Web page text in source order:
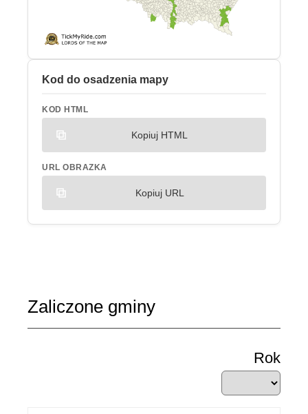
Kod do osadzenia mapy
KOD HTML
Kopiuj HTML
URL OBRAZKA
Kopiuj URL
Zaliczone gminy
Rok